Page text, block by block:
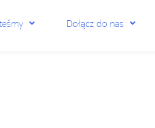
Dołącz do nas